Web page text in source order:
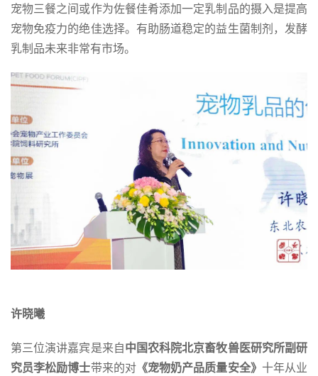
宠物三餐之间或作为佐餐佳肴添加一定乳制品的摄入是提高
宠物免疫力的绝佳选择。有助肠道稳定的益生菌制剂，发酵
乳制品未来非常有市场。
许晓曦
第三位演讲嘉宾是来自中国农科院北京畜牧兽医研究所副研
究员李松励博士带来的对《宠物奶产品质量安全》 十年从业